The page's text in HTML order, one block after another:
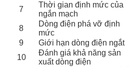
7
Thời gian định mức của
ngắn mạch
8
Dòng điện phá vỡ định
mức
9
Giới hạn dòng điện ngắt
10
Đánh giá khả năng sản
xuất dòng điện